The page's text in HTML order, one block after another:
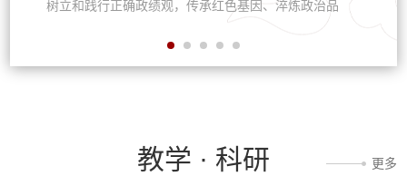
树立和践行正确政绩观，传承红色基因、淬炼政治品
格、提升履职能力，北京大学深圳研究生院“头雁领航”
2026年暑期干部教师培训班于7月11日至15日在福建古
田干部学院举行。深研院30余名干部教师通过专题教
建古田干部学院...教学 · 科研 更多